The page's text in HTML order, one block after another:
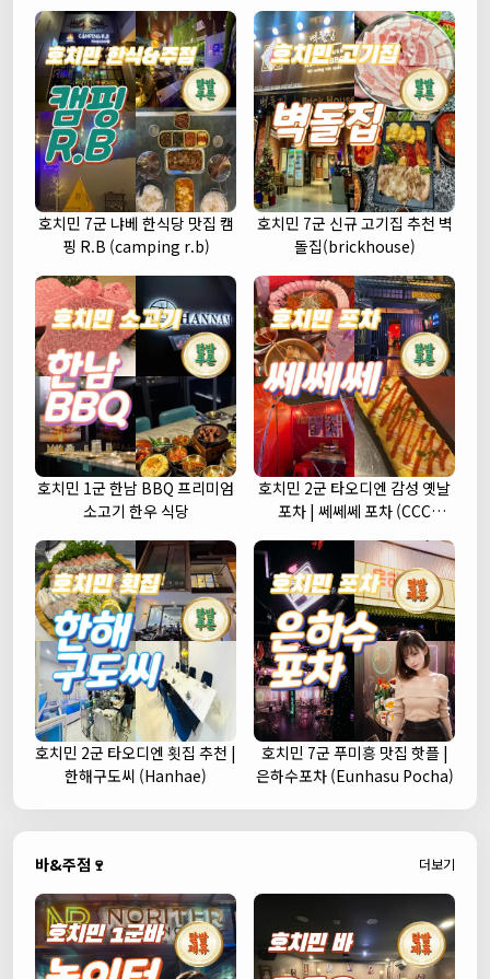
호치민 7군 냐베 한식당 맛집 캠
핑 R.B (camping r.b)
호치민 7군 신규 고기집 추천 벽
돌집(brickhouse)
호치민 1군 한남 BBQ 프리미엄
소고기 한우 식당
호치민 2군 타오디엔 감성 옛날
포차 | 쎄쎄쎄 포차 (CCC
호치민 2군 타오디엔 횟집 추천 |
한해구도씨 (Hanhae)
호치민 7군 푸미흥 맛집 핫플 |
은하수포차 (Eunhasu Pocha)
바&주점🍷 더보기